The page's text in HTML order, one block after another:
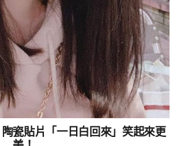
瓷貼片「一日白回來」笑起來更